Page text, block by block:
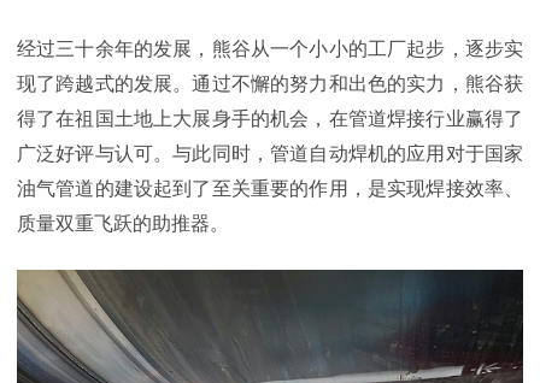
经过三十余年的发展，熊谷从一个小小的工厂起步，逐步实
现了跨越式的发展。通过不懈的努力和出色的实力，熊谷获
得了在祖国土地上大展身手的机会，在管道焊接行业赢得了
广泛好评与认可。与此同时，管道自动焊机的应用对于国家
油气管道的建设起到了至关重要的作用，是实现焊接效率、
质量双重飞跃的助推器。